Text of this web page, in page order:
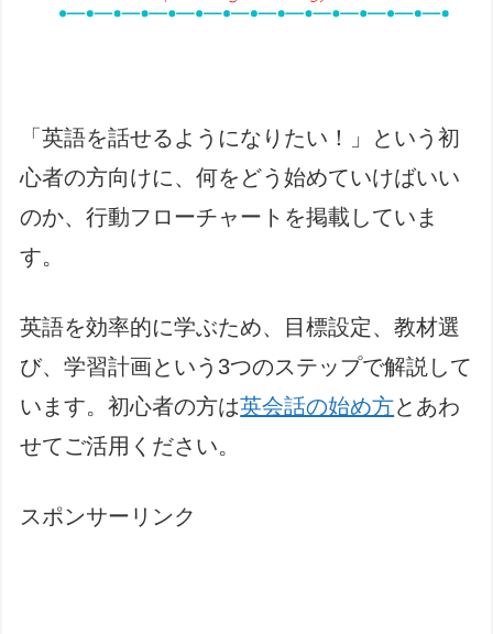
「英語を話せるようになりたい！」という初
心者の方向けに、何をどう始めていけばいい
のか、行動フローチャートを掲載していま
す。
英語を効率的に学ぶため、目標設定、教材選
び、学習計画という3つのステップで解説して
います。初心者の方は英会話の始め方とあわ
せてご活用ください。
スポンサーリンク